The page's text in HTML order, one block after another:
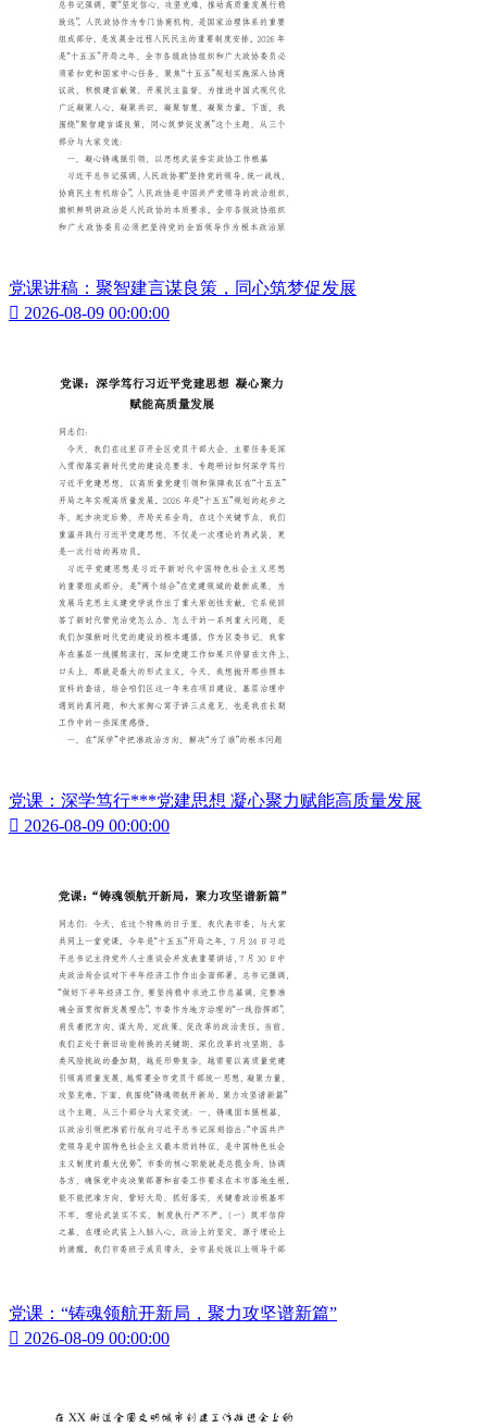
党课讲稿：聚智建言谋良策，同心筑梦促发展
 2026-08-09 00:00:00
党课：深学笃行***党建思想 凝心聚力赋能高质量发展
 2026-08-09 00:00:00
党课：“铸魂领航开新局，聚力攻坚谱新篇”
 2026-08-09 00:00:00